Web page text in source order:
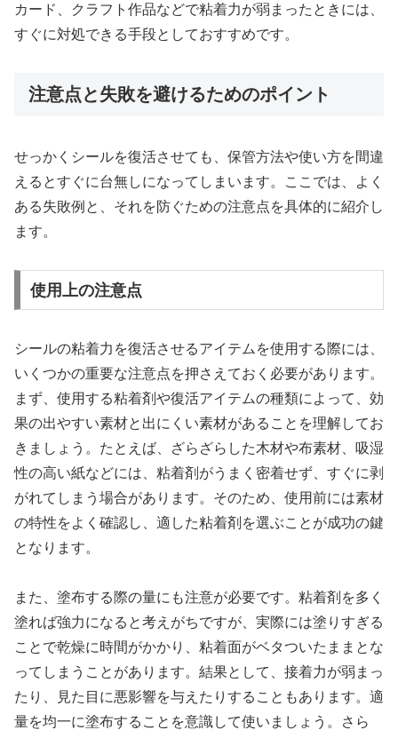
カード、クラフト作品などで粘着力が弱まったときには、
すぐに対処できる手段としておすすめです。
注意点と失敗を避けるためのポイント
せっかくシールを復活させても、保管方法や使い方を間違
えるとすぐに台無しになってしまいます。ここでは、よく
ある失敗例と、それを防ぐための注意点を具体的に紹介し
ます。
使用上の注意点
シールの粘着力を復活させるアイテムを使用する際には、
いくつかの重要な注意点を押さえておく必要があります。
まず、使用する粘着剤や復活アイテムの種類によって、効
果の出やすい素材と出にくい素材があることを理解してお
きましょう。たとえば、ざらざらした木材や布素材、吸湿
性の高い紙などには、粘着剤がうまく密着せず、すぐに剥
がれてしまう場合があります。そのため、使用前には素材
の特性をよく確認し、適した粘着剤を選ぶことが成功の鍵
となります。
また、塗布する際の量にも注意が必要です。粘着剤を多く
塗れば強力になると考えがちですが、実際には塗りすぎる
ことで乾燥に時間がかかり、粘着面がベタついたままとな
ってしまうことがあります。結果として、接着力が弱まっ
たり、見た目に悪影響を与えたりすることもあります。適
量を均一に塗布することを意識して使いましょう。さら